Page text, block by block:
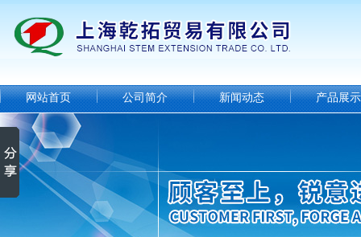
网站首页 公司简介 新闻动态 产品展示